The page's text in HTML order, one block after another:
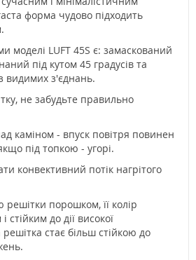
форма чудово підходить
моделі LUFT 45S є: замаскований
під кутом 45 градусів та
видимих з'єднань.
не забудьте правильно
каміном - впуск повітря повинен
під топкою - угорі.
конвективний потік нагрітого
порошком, її колір
до дії високої
стає більш стійкою до